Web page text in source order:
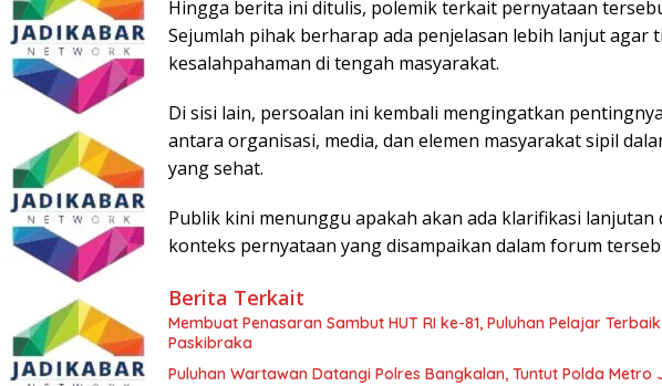
Hingga berita ini ditulis, polemik terkait pernyataan
Sejumlah pihak berharap ada penjelasan lebih lanjut agar
kesalahpahaman di tengah masyarakat.
Di sisi lain, persoalan ini kembali mengingatkan
antara organisasi, media, dan elemen masyarakat sipil
yang sehat.
Publik kini menunggu apakah akan ada klarifikasi
konteks pernyataan yang disampaikan dalam forum
Berita Terkait
Membuat Penasaran Sambut HUT RI ke-81, Puluhan Pelajar
Paskibraka
Puluhan Wartawan Datangi Polres Bangkalan, Tuntut Polda